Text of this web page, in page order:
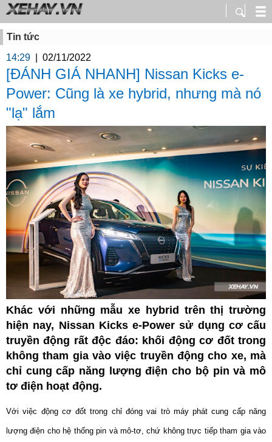
Tin tức
14:29
02/11/2022
[ĐÁNH GIÁ NHANH] Nissan Kicks e-
Power: Cũng là xe hybrid, nhưng mà nó
"lạ" lắm
Khác với những mẫu xe hybrid trên thị trường
hiện nay, Nissan Kicks e-Power sử dụng cơ cấu
truyền động rất độc đáo: khối động cơ đốt trong
không tham gia vào việc truyền động cho xe, mà
chỉ cung cấp năng lượng điện cho bộ pin và mô
tơ điện hoạt động.
Với việc động cơ đốt trong chỉ đóng vai trò máy phát cung cấp năng
lượng điện cho hệ thống pin và mô-tơ, chứ không trực tiếp tham gia vào